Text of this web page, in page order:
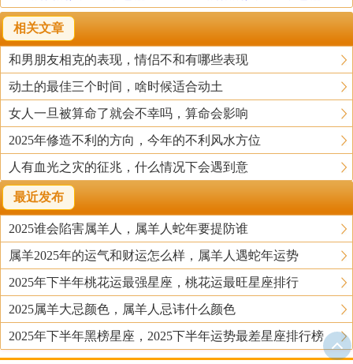
相关文章
和男朋友相克的表现，情侣不和有哪些表现
动土的最佳三个时间，啥时候适合动土
女人一旦被算命了就会不幸吗，算命会影响
2025年修造不利的方向，今年的不利风水方位
人有血光之灾的征兆，什么情况下会遇到意
最近发布
2025谁会陷害属羊人，属羊人蛇年要提防谁
属羊2025年的运气和财运怎么样，属羊人遇蛇年运势
2025年下半年桃花运最强星座，桃花运最旺星座排行
2025属羊大忌颜色，属羊人忌讳什么颜色
2025年下半年黑榜星座，2025下半年运势最差星座排行榜